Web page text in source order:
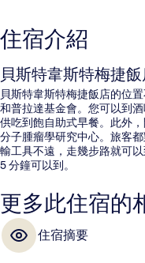
住宿介紹
貝斯特韋斯特梅捷
貝斯特韋斯特梅捷飯店的位
和普拉達基金會。您可以到
供吃到飽自助式早餐。此外
分子腫瘤學研究中心。旅客
輸工具不遠，走幾步路就可
5 分鐘可以到。
更多此住宿的
住宿摘要